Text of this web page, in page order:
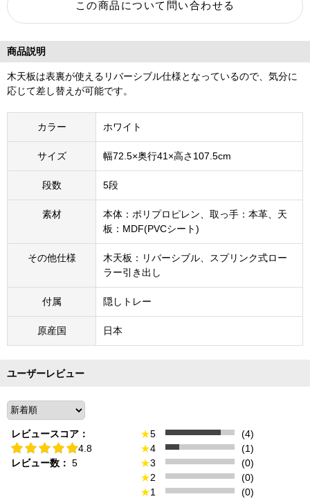
商品説明
木天板は表裏が使えるリバーシブル仕様となっているので、気分に
応じて差し替えが可能です。
カラー ホワイト
サイズ 幅72.5×奥行41×高さ107.5cm
段数 5段
素材
本体：ポリプロピレン、取っ手：本革、天
板：MDF(PVCシート)
その他仕様
木天板：リバーシブル、スプリンク式ロー
ラー引き出し
付属 隠しトレー
原産国 日本
ユーザーレビュー
レビュースコア：
4.8
レビュー数： 5
★5
(4)
★4
(1)
★3
(0)
★2
(0)
★1 (0)